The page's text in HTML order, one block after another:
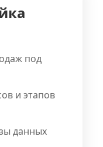
под
и этапов
данных